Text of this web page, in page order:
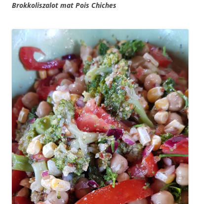
Brokkoliszalot mat Pois Chiches